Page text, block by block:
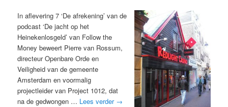
In aflevering 7 ‘De afrekening’ van de
podcast ‘De jacht op het
Heinekenlosgeld’ van Follow the
Money beweert Pierre van Rossum,
directeur Openbare Orde en
Veiligheid van de gemeente
Amsterdam en voormalig
projectleider van Project 1012, dat
na de gedwongen … Lees verder →